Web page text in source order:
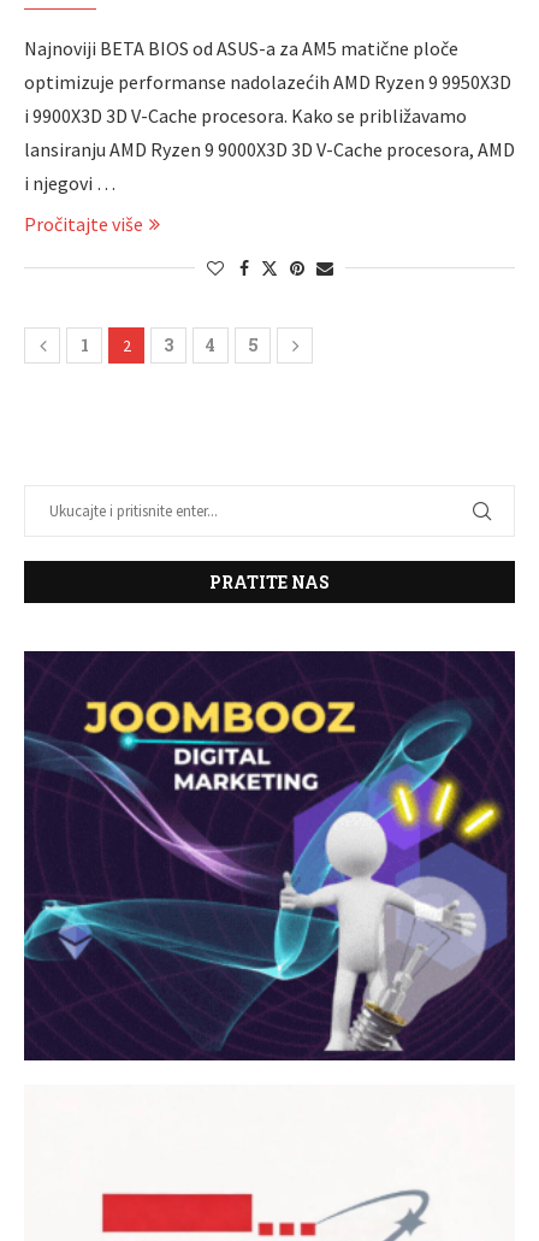
Najnoviji BETA BIOS od ASUS-a za AM5 matične ploče
optimizuje performanse nadolazećih AMD Ryzen 9 9950X3D
i 9900X3D 3D V-Cache procesora. Kako se približavamo
lansiranju AMD Ryzen 9 9000X3D 3D V-Cache procesora, AMD
i njegovi …
Pročitajte više
1 2 3 4 5
PRATITE NAS